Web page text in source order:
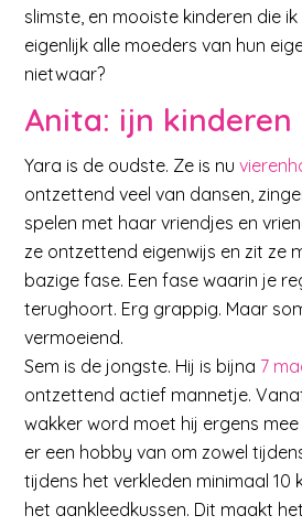
slimste, en mooiste kinderen die
eigenlijk alle moeders van hun
nietwaar?
Anita: ijn kinderen
Yara is de oudste. Ze is nu
ontzettend veel van dansen,
spelen met haar vriendjes en
ze ontzettend eigenwijs en zit ze
bazige fase. Een fase waarin je
terughoort. Erg grappig. Maar
vermoeiend.
Sem is de jongste. Hij is bijna 7
ontzettend actief mannetje.
wakker word moet hij ergens
er een hobby van om zowel
tijdens het verkleden minimaal 10
het aankleedkussen. Dit maakt